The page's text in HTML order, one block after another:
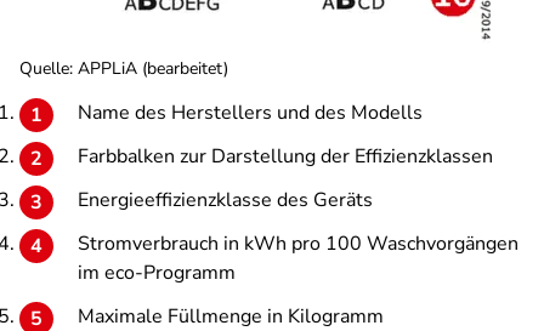
Quelle: APPLiA (bearbeitet)
Name des Herstellers und des Modells
Farbbalken zur Darstellung der Effizienzklassen
Energieeffizienzklasse des Geräts
Stromverbrauch in kWh pro 100 Waschvorgängen
im eco-Programm
Maximale Füllmenge in Kilogramm